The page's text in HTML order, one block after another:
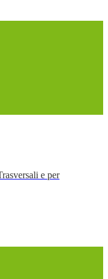
e per